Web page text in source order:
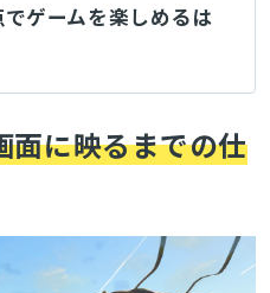
ゲームを楽しめるは
面に映るまでの仕